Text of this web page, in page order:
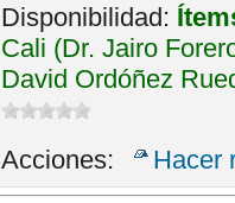
Disponibilidad:
Cali (Dr. Jairo
David Ordóñez
Acciones: Hacer